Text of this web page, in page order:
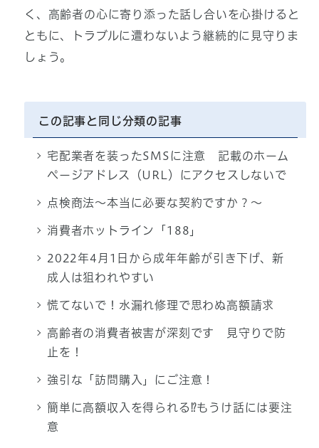
く、高齢者の心に寄り添った話し合いを心掛けると
ともに、トラブルに遭わないよう継続的に見守りま
しょう。
この記事と同じ分類の記事
宅配業者を装ったSMSに注意 記載のホーム
ページアドレス（URL）にアクセスしないで
点検商法～本当に必要な契約ですか？～
消費者ホットライン「188」
2022年4月1日から成年年齢が引き下げ、新
成人は狙われやすい
慌てないで！水漏れ修理で思わぬ高額請求
高齢者の消費者被害が深刻です 見守りで防
止を！
強引な「訪問購入」にご注意！
簡単に高額収入を得られる⁉もうけ話には要注
意